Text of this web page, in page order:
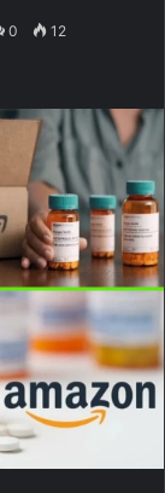
0 12